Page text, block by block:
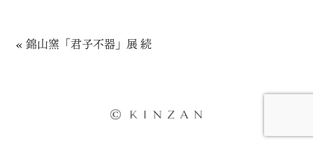
«錦山窯「君子不器」展 続